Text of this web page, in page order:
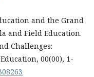
and the Grand
and Field Education.
Challenges:
00(00), 1-